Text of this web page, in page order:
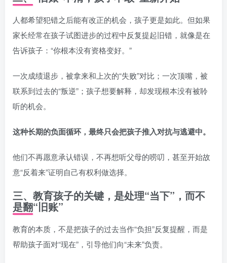
人都希望犯错之后能有改正的机会，孩子更是如此。但如果
家长经常在孩子试图进步的过程中反复提起旧错，就像是在
告诉孩子：“你根本没有资格变好。”
一次成绩退步，被拿来和上次的“失败”对比；一次顶嘴，被
联系到过去的“叛逆”；孩子想要解释，却发现根本没有被聆
听的机会。
这种长期的负面循环，最终只会把孩子推入对抗与逃避中。
他们不再愿意承认错误，不再想听父母的唠叨，甚至开始故
意“反着来”证明自己有权利做选择。
三、教育孩子的关键，是处理“当下”，而不
是翻“旧账”
教育的本质，不是把孩子的过去当作“负担”反复提醒，而是
帮助孩子面对“现在”，引导他们向“未来”负责。